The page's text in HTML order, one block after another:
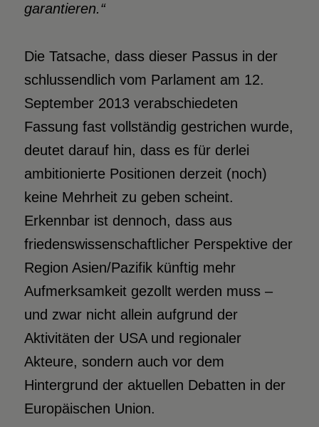
garantieren.“
Die Tatsache, dass dieser Passus in der
schlussendlich vom Parlament am 12.
September 2013 verabschiedeten
Fassung fast vollständig gestrichen wurde,
deutet darauf hin, dass es für derlei
ambitionierte Positionen derzeit (noch)
keine Mehrheit zu geben scheint.
Erkennbar ist dennoch, dass aus
friedenswissenschaftlicher Perspektive der
Region Asien/Pazifik künftig mehr
Aufmerksamkeit gezollt werden muss –
und zwar nicht allein aufgrund der
Aktivitäten der USA und regionaler
Akteure, sondern auch vor dem
Hintergrund der aktuellen Debatten in der
Europäischen Union.